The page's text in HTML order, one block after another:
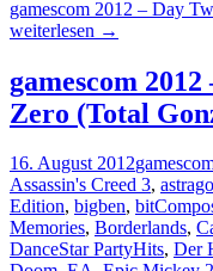
gamescom 2012 – Day
weiterlesen →
gamescom
Zero (Total
16. August 2012
Assassin's Creed 3,
Edition, bigben,
Memories, Borderlands,
DanceStar PartyHits, Der